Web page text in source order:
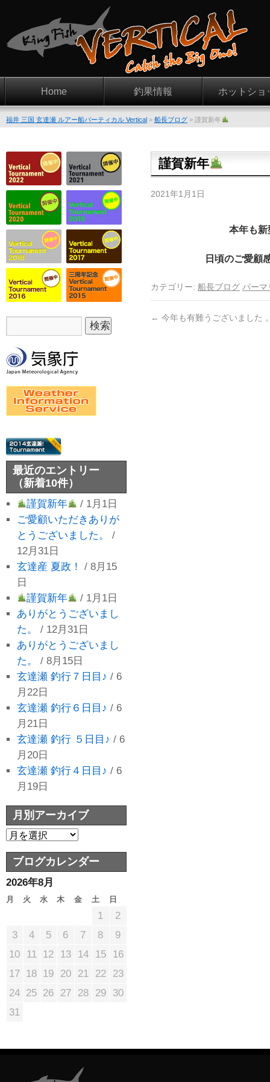
Home 釣果情報 ホットショ
福井 三国 玄達瀬 ルアー船バーティカル Vertical > 船長ブログ > 謹賀新年
謹賀新年
2021年1月1日
本年も新
日頃のご愛顧
カテゴリー: 船長ブログ パーマ
← 今年も有難うございました
最近のエントリー
（新着10件）
謹賀新年
/ 1月1日
ご愛顧いただきありが
とうございました。
/
12月31日
玄達産 夏政！
/ 8月15
日
謹賀新年
/ 1月1日
ありがとうございまし
た。
/ 12月31日
ありがとうございまし
た。
/ 8月15日
玄達瀬 釣行７日目♪ / 6
月22日
玄達瀬 釣行６日目♪ / 6
月21日
玄達瀬 釣行 ５日目♪ / 6
月20日
玄達瀬 釣行４日目♪ / 6
月19日
月別アーカイブ
ブログカレンダー
2026年8月
月 火 水 木 金 土 日
1
2
3
4 5 6 7 8
9
10
11 12 13 14 15
16
17 18 19 20 21 22
23
24 25 26 27 28 29
30
31